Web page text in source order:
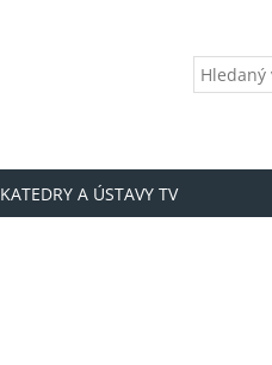
KATEDRY A ÚSTAVY TV